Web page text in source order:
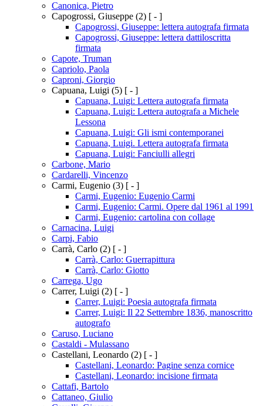
Canonica, Pietro
Capogrossi, Giuseppe (2) [ - ]
Capogrossi, Giuseppe: lettera autografa firmata
Capogrossi, Giuseppe: lettera dattiloscritta
firmata
Capote, Truman
Capriolo, Paola
Caproni, Giorgio
Capuana, Luigi (5) [ - ]
Capuana, Luigi: Lettera autografa firmata
Capuana, Luigi: Lettera autografa a Michele
Lessona
Capuana, Luigi: Gli ismi contemporanei
Capuana, Luigi. Lettera autografa firmata
Capuana, Luigi: Fanciulli allegri
Carbone, Mario
Cardarelli, Vincenzo
Carmi, Eugenio (3) [ - ]
Carmi, Eugenio: Eugenio Carmi
Carmi, Eugenio: Carmi. Opere dal 1961 al 1991
Carmi, Eugenio: cartolina con collage
Carnacina, Luigi
Carpi, Fabio
Carrà, Carlo (2) [ - ]
Carrà, Carlo: Guerrapittura
Carrà, Carlo: Giotto
Carrega, Ugo
Carrer, Luigi (2) [ - ]
Carrer, Luigi: Poesia autografa firmata
Carrer, Luigi: Il 22 Settembre 1836, manoscritto
autografo
Caruso, Luciano
Castaldi - Mulassano
Castellani, Leonardo (2) [ - ]
Castellani, Leonardo: Pagine senza cornice
Castellani, Leonardo: incisione firmata
Cattafi, Bartolo
Cattaneo, Giulio